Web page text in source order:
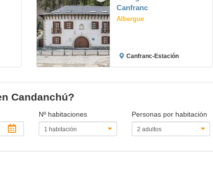
Canfranc
Albergue
Canfranc-Estación
Candanchú?
Nº habitaciones
Personas por habitación